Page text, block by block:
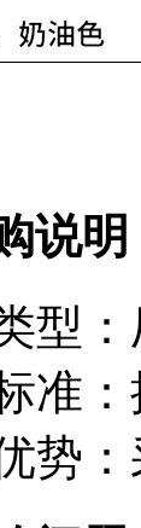
说明
型
准
势